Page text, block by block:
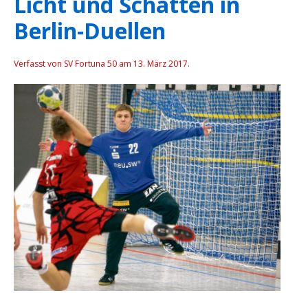
Berlin-Duellen
Verfasst von SV Fortuna 50 am 13. März 2017.